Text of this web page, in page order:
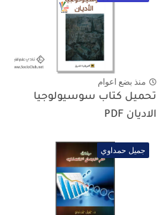
منذ بضع اعوام
تحميل كتاب سوسيولوجيا
الاديان PDF
جميل حمداوي